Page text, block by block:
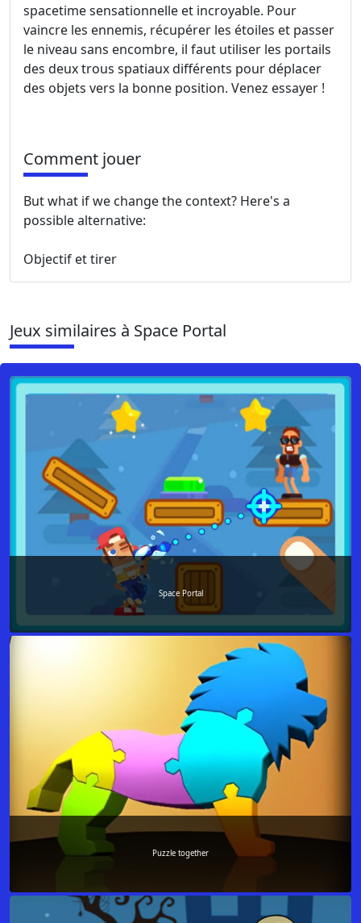
spacetime sensationnelle et incroyable. Pour
vaincre les ennemis, récupérer les étoiles et passer
le niveau sans encombre, il faut utiliser les portails
des deux trous spatiaux différents pour déplacer
des objets vers la bonne position. Venez essayer !
Comment jouer
But what if we change the context? Here's a
possible alternative:
Objectif et tirer
Jeux similaires à Space Portal
Space Portal
Puzzle together